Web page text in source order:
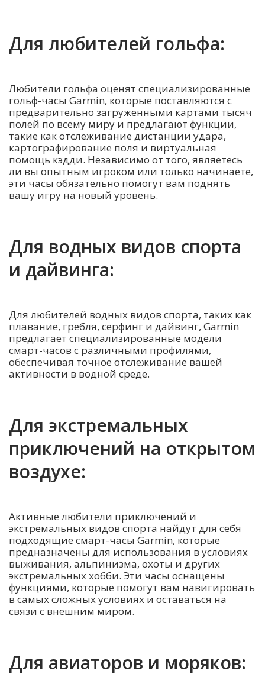
Для любителей гольфа:
Любители гольфа оценят специализированные
гольф-часы Garmin, которые поставляются с
предварительно загруженными картами тысяч
полей по всему миру и предлагают функции,
такие как отслеживание дистанции удара,
картографирование поля и виртуальная
помощь кэдди. Независимо от того, являетесь
ли вы опытным игроком или только начинаете,
эти часы обязательно помогут вам поднять
вашу игру на новый уровень.
Для водных видов спорта
и дайвинга:
Для любителей водных видов спорта, таких как
плавание, гребля, серфинг и дайвинг, Garmin
предлагает специализированные модели
смарт-часов с различными профилями,
обеспечивая точное отслеживание вашей
активности в водной среде.
Для экстремальных
приключений на открытом
воздухе:
Активные любители приключений и
экстремальных видов спорта найдут для себя
подходящие смарт-часы Garmin, которые
предназначены для использования в условиях
выживания, альпинизма, охоты и других
экстремальных хобби. Эти часы оснащены
функциями, которые помогут вам навигировать
в самых сложных условиях и оставаться на
связи с внешним миром.
Для авиаторов и моряков: